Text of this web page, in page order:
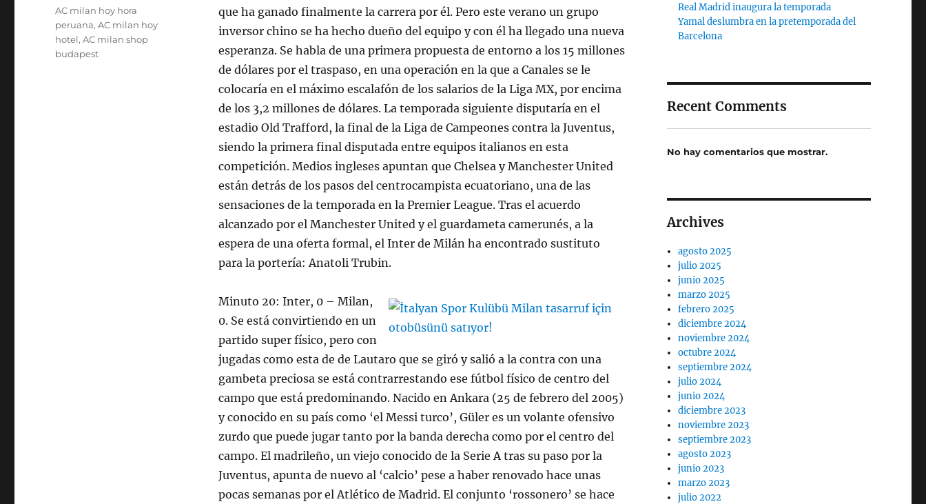
que ha ganado finalmente la carrera por él. Pero este verano un grupo
inversor chino se ha hecho dueño del equipo y con él ha llegado una nueva
esperanza. Se habla de una primera propuesta de entorno a los 15 millones
de dólares por el traspaso, en una operación en la que a Canales se le
colocaría en el máximo escalafón de los salarios de la Liga MX, por encima
de los 3,2 millones de dólares. La temporada siguiente disputaría en el
estadio Old Trafford, la final de la Liga de Campeones contra la Juventus,
siendo la primera final disputada entre equipos italianos en esta
competición. Medios ingleses apuntan que Chelsea y Manchester United
están detrás de los pasos del centrocampista ecuatoriano, una de las
sensaciones de la temporada en la Premier League. Tras el acuerdo
alcanzado por el Manchester United y el guardameta camerunés, a la
espera de una oferta formal, el Inter de Milán ha encontrado sustituto
para la portería: Anatoli Trubin.
Minuto 20: Inter, 0 – Milan,
0. Se está convirtiendo en un
partido super físico, pero con
jugadas como esta de de Lautaro que se giró y salió a la contra con una
gambeta preciosa se está contrarrestando ese fútbol físico de centro del
campo que está predominando. Nacido en Ankara (25 de febrero del 2005)
y conocido en su país como ‘el Messi turco’, Güler es un volante ofensivo
zurdo que puede jugar tanto por la banda derecha como por el centro del
campo. El madrileño, un viejo conocido de la Serie A tras su paso por la
Juventus, apunta de nuevo al ‘calcio’ pese a haber renovado hace unas
pocas semanas por el Atlético de Madrid. El conjunto ‘rossonero’ se hace
Etiquetas
AC milan hoy hora
peruana,AC milan hoy
hotel,AC milan shop
budapest
Real Madrid inaugura la temporada
Yamal deslumbra en la pretemporada del
Barcelona
Recent Comments
No hay comentarios que mostrar.
Archives
agosto 2025
julio 2025
junio 2025
marzo 2025
febrero 2025
diciembre 2024
noviembre 2024
octubre 2024
septiembre 2024
julio 2024
junio 2024
diciembre 2023
noviembre 2023
septiembre 2023
agosto 2023
junio 2023
marzo 2023
julio 2022